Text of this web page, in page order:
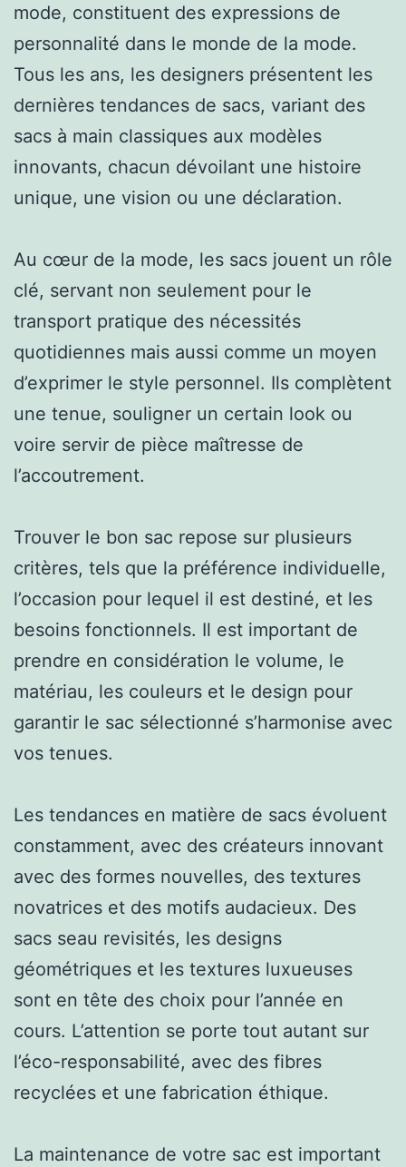
mode, constituent des expressions de
personnalité dans le monde de la mode.
Tous les ans, les designers présentent les
dernières tendances de sacs, variant des
sacs à main classiques aux modèles
innovants, chacun dévoilant une histoire
unique, une vision ou une déclaration.
Au cœur de la mode, les sacs jouent un rôle
clé, servant non seulement pour le
transport pratique des nécessités
quotidiennes mais aussi comme un moyen
d’exprimer le style personnel. Ils complètent
une tenue, souligner un certain look ou
voire servir de pièce maîtresse de
l’accoutrement.
Trouver le bon sac repose sur plusieurs
critères, tels que la préférence individuelle,
l’occasion pour lequel il est destiné, et les
besoins fonctionnels. Il est important de
prendre en considération le volume, le
matériau, les couleurs et le design pour
garantir le sac sélectionné s’harmonise avec
vos tenues.
Les tendances en matière de sacs évoluent
constamment, avec des créateurs innovant
avec des formes nouvelles, des textures
novatrices et des motifs audacieux. Des
sacs seau revisités, les designs
géométriques et les textures luxueuses
sont en tête des choix pour l’année en
cours. L’attention se porte tout autant sur
l’éco-responsabilité, avec des fibres
recyclées et une fabrication éthique.
La maintenance de votre sac est important